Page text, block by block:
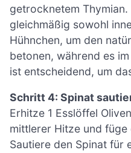
getrocknetem
gleichmäßig sowohl
Hühnchen, um den
betonen, während es
ist entscheidend, um
Schritt 4: Spinat
Erhitze 1 Esslöffel
mittlerer Hitze und
Sautiere den Spinat für